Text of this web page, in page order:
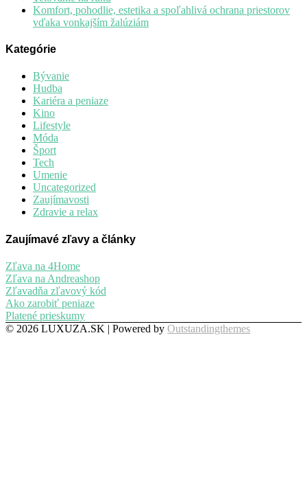
Komfort, pohodlie, estetika a spoľahlivá ochrana priestorov
vďaka vonkajším žalúziám
Kategórie
Bývanie
Hudba
Kariéra a peniaze
Kino
Lifestyle
Móda
Šport
Tech
Umenie
Uncategorized
Zaujímavosti
Zdravie a relax
Zaujímavé zľavy a články
Zľava na 4Home
Zľava na Andreashop
Zľavadňa zľavový kód
Ako zarobiť peniaze
Platené prieskumy
© 2026 LUXUZA.SK | Powered by Outstandingthemes